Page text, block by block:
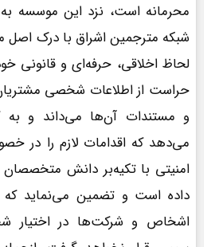
محرمانه است، نزد این موسسه به
شبکه مترجمین اشراق با درک اصل
لحاظ اخلاقی، حرفه‌ای و قانونی
حراست از اطلاعات شخصی
و مستندات آن‌ها می‌داند و به
می‌دهد که اقدامات لازم را در
امنیتی با تکیه‌بر دانش متخصصان
داده است و تضمین می‌نماید که
اشخاص و شرکت‌ها در اختیار